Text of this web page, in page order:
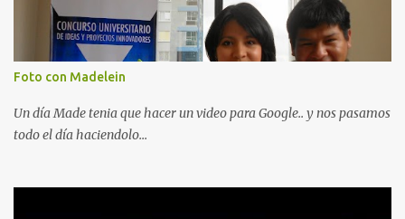
Foto con Madelein
Un día Made tenia que hacer un video para Google.. y nos pasamos
todo el día haciendolo...